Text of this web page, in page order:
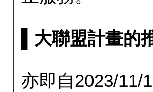
▌大聯盟計畫的
亦即自2023/11/